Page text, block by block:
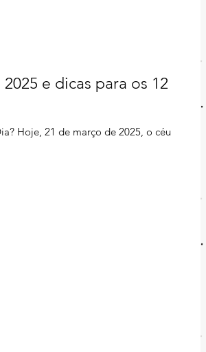
e dicas para os 12
Hoje, 21 de março de 2025, o céu